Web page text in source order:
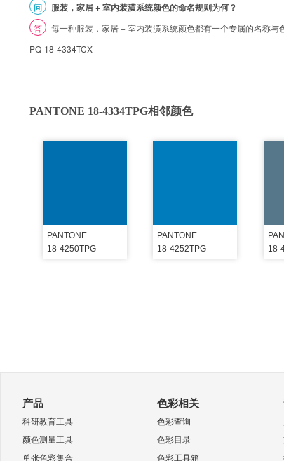
问 服装，家居 + 室内装潢系统颜色的命名规则为何？
答
每一种服装，家居 + 室内装潢系统颜色都有一个专属的名称
PQ-18-4334TCX
PANTONE 18-4334TPG相邻颜色
PANTONE
18-4250TPG
PANTONE
18-4252TPG
18-
产品
科研教育工具
颜色测量工具
单张色彩集合
色彩相关
色彩查询
色彩目录
色彩工具箱